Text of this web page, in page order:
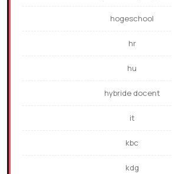
hogeschool
hr
hu
hybride docent
it
kbc
kdg